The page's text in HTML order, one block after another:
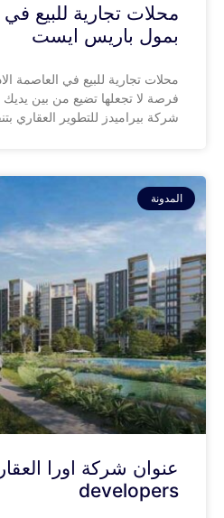
محلات تجارية للبيع في
بمول باريس ايست
محلات تجارية للبيع في العاصمة
فرصة لا تجعلها تضيع من بين
شركة بيراميدز للتطوير العقاري
المدونة
developers